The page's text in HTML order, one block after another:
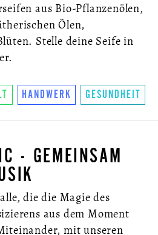
aus Bio-Pflanzenölen,
Ölen,
Stelle deine Seife in
HANDWERK GESUNDHEIT
- GEMEINSAM
die die Magie des
aus dem Moment
mit unseren